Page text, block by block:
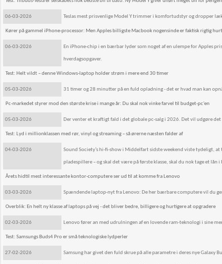
06-03-2026 Teslas mest prisvenlige Model Y trimmer i komfortudstyr og dropper
Kører på gammel iPhone-processor: Men Apples billigste Macbook nogensinde er faktisk rigtig
06-03-2026 En iPhone-chip i en bærbar lyder som noget af en ulempe for Apples
hverdagsopgaver.
Test: Helt vildt – denne Windows-laptop holder strøm i mere end 30 timer
05-03-2026 31 timer og 28 minutter på en fuld opladning - det er hvad man kan
Pc-markedet styrer mod den største krise i mange år: Du skal nok vinke farvel til budget-pc'en
05-03-2026 Der venter et kraftigt fald i det globale pc-salg i 2026. Det vil udgøre
Test: Lyd i millionklassen med rør, vinyl og streaming – så ørerne næsten falder af
04-03-2026 Sound Society’s hi-fi-show i Middelfart sidste weekend viste tydeligt,
pladespillere – og skal det være på første klasse, skal du nok tage et lån i
Årets hidtil mest interessante kontor-computere ser ud til at komme fra Lenovo
03-03-2026 Spændende laptop-nyt fra Lenovo: De her bærbare computere vil du
Overblik: En helt ny klasse af laptops på vej - det bliver bedre, billigere og hurtigere at opgradere
02-03-2026 Lenovo fører an med udrulningen af en lovende ram-teknologi i sine
Test: Samsungs Buds4 Pro er små teknologiske lydperler
27-02-2026 Samsung har givet den fuld skrue på alle parametre i deres nye